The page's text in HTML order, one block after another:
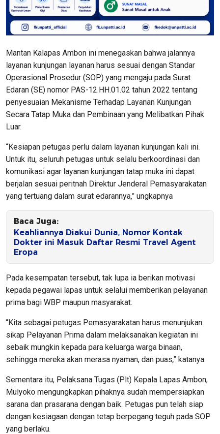
Mantan Kalapas Ambon ini menegaskan bahwa jalannya
layanan kunjungan layanan harus sesuai dengan Standar
Operasional Prosedur (SOP) yang mengaju pada Surat
Edaran (SE) nomor PAS-12.HH.01.02 tahun 2022 tentang
penyesuaian Mekanisme Terhadap Layanan Kunjungan
Secara Tatap Muka dan Pembinaan yang Melibatkan Pihak
Luar.
“Kesiapan petugas perlu dalam layanan kunjungan kali ini.
Untuk itu, seluruh petugas untuk selalu berkoordinasi dan
komunikasi agar layanan kunjungan tatap muka ini dapat
berjalan sesuai peritnah Direktur Jenderal Pemasyarakatan
yang tertuang dalam surat edarannya,” ungkapnya
Baca Juga:
Keahliannya Diakui Dunia, Nomor Kontak
Dokter ini Masuk Daftar Resmi Travel Agent
Eropa
Pada kesempatan tersebut, tak lupa ia berikan motivasi
kepada pegawai lapas untuk selalui memberikan pelayanan
prima bagi WBP maupun masyarakat.
“Kita sebagai petugas Pemasyarakatan harus menunjukan
sikap Pelayanan Prima dalam melaksanakan kegiatan ini
sebaik mungkin kepada para keluarga warga binaan,
sehingga mereka akan merasa nyaman, dan puas,” katanya.
Sementara itu, Pelaksana Tugas (Plt) Kepala Lapas Ambon,
Mulyoko mengungkapkan pihaknya sudah mempersiapkan
sarana dan prasarana dengan baik. Petugas pun telah siap
dengan kesiagaan dengan tetap berpegang teguh pada SOP
yang berlaku.